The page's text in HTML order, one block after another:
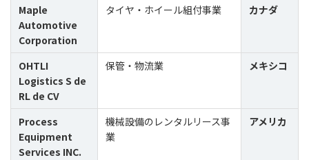
Maple
Automotive
Corporation
タイヤ・ホイール組付事業 カナダ
OHTLI
Logistics S de
RL de CV
保管・物流業 メキシコ
Process
Equipment
Services INC.
機械設備のレンタルリース事
業
アメリカ